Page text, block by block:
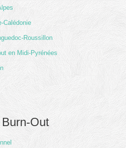
Calédonie
Roussillon
en Midi-Pyrénées
Out